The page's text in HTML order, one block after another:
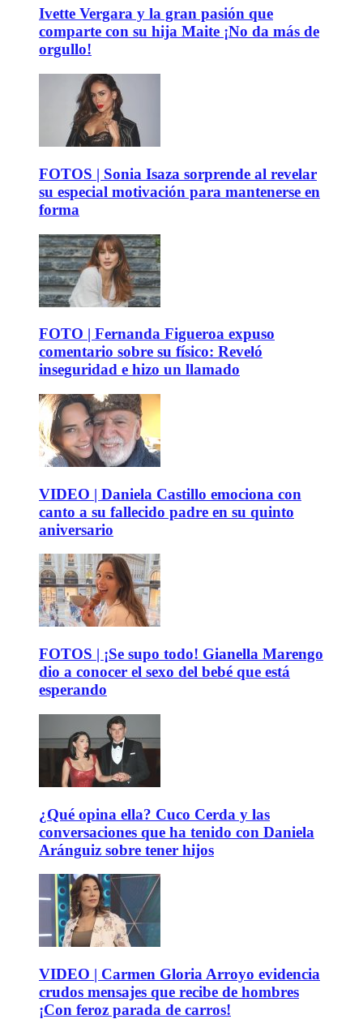
Ivette Vergara y la gran pasión que
comparte con su hija Maite ¡No da más de
orgullo!
FOTOS | Sonia Isaza sorprende al revelar
su especial motivación para mantenerse en
forma
FOTO | Fernanda Figueroa expuso
comentario sobre su físico: Reveló
inseguridad e hizo un llamado
VIDEO | Daniela Castillo emociona con
canto a su fallecido padre en su quinto
aniversario
FOTOS | ¡Se supo todo! Gianella Marengo
dio a conocer el sexo del bebé que está
esperando
¿Qué opina ella? Cuco Cerda y las
conversaciones que ha tenido con Daniela
Aránguiz sobre tener hijos
VIDEO | Carmen Gloria Arroyo evidencia
crudos mensajes que recibe de hombres
¡Con feroz parada de carros!